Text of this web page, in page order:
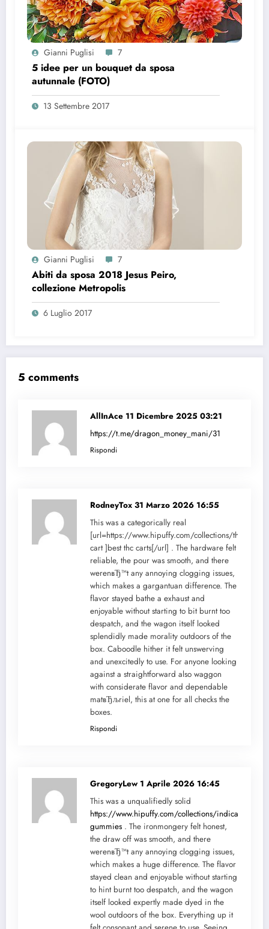
Gianni Puglisi 7
5 idee per un bouquet da sposa
autunnale (FOTO)
13 Settembre 2017
Gianni Puglisi 7
Abiti da sposa 2018 Jesus Peiro,
collezione Metropolis
6 Luglio 2017
5 comments
AllInAce 11 Dicembre 2025 03:21
https://t.me/dragon_money_mani/31
Rispondi
RodneyTox 31 Marzo 2026 16:55
This was a categorically real
[url=https://www.hipuffy.com/collections/thc-
cart ]best thc carts[/url] . The hardware felt
reliable, the pour was smooth, and there
werenвЂ™t any annoying clogging issues,
which makes a gargantuan difference. The
flavor stayed bathe a exhaust and
enjoyable without starting to bit burnt too
despatch, and the wagon itself looked
splendidly made morality outdoors of the
box. Caboodle hither it felt unswerving
and unexcitedly to use. For anyone looking
against a straightforward also waggon
with considerate flavor and dependable
matвЂљriel, this at one for all checks the
boxes.
Rispondi
GregoryLew 1 Aprile 2026 16:45
This was a unqualifiedly solid
https://www.hipuffy.com/collections/indica-
gummies . The ironmongery felt honest,
the draw off was smooth, and there
werenвЂ™t any annoying clogging issues,
which makes a huge difference. The flavor
stayed clean and enjoyable without starting
to hint burnt too despatch, and the wagon
itself looked expertly made dyed in the
wool outdoors of the box. Everything up it